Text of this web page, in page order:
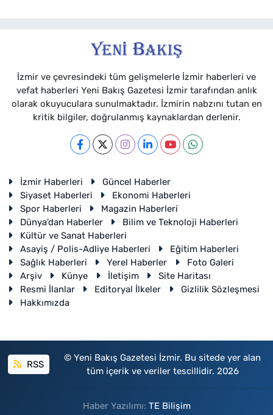
İzmir ve çevresindeki tüm gelişmelerle İzmir haberleri ve
vefat haberleri Yeni Bakış Gazetesi İzmir tarafından anlık
olarak okuyuculara sunulmaktadır. İzmirin nabzını tutan en
kritik bilgiler, doğrulanmış kaynaklardan derlenir.
İzmir Haberleri
Güncel Haberler
Siyaset Haberleri
Ekonomi Haberleri
Spor Haberleri
Magazin Haberleri
Dünya'dan Haberler
Bilim ve Teknoloji Haberleri
Kültür ve Sanat Haberleri
Asayiş / Polis-Adliye Haberleri
Eğitim Haberleri
Sağlık Haberleri
Yerel Haberler
Foto Galeri
Arşiv
Künye İletişim
Site Haritası
Resmi İlanlar
Editoryal İlkeler
Gizlilik Sözleşmesi
Hakkımızda
RSS
© Yeni Bakış Gazetesi İzmir. Bu sitede yer alan
tüm içerik ve veriler tescillidir. 2026
Haber Yazılımı: TE Bilişim